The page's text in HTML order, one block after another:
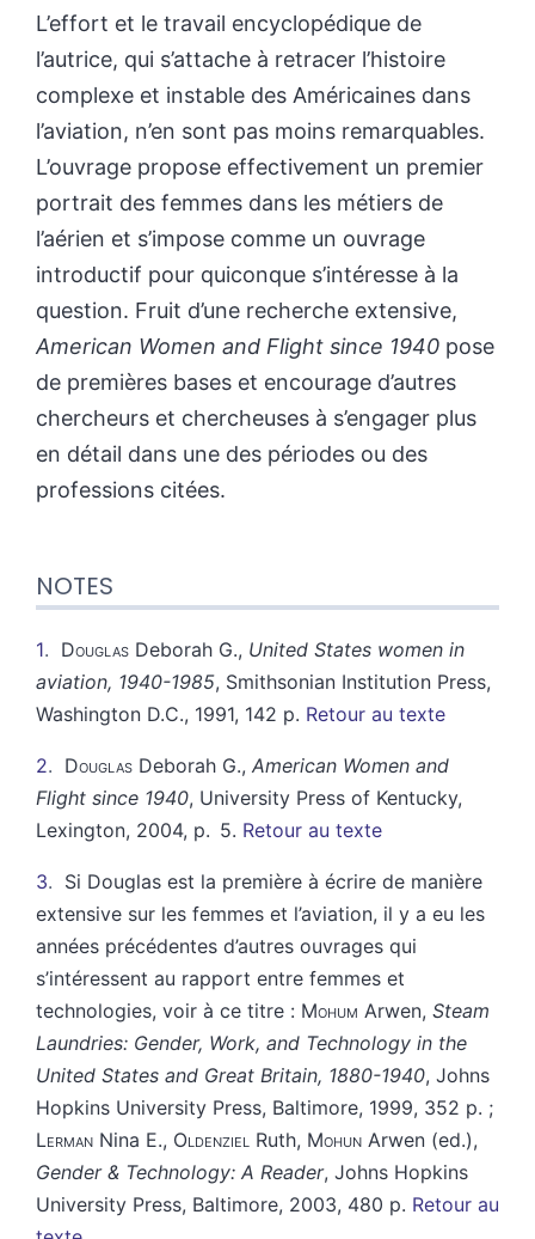
L’effort et le travail encyclopédique de
l’autrice, qui s’attache à retracer l’histoire
complexe et instable des Américaines dans
l’aviation, n’en sont pas moins remarquables.
L’ouvrage propose effectivement un premier
portrait des femmes dans les métiers de
l’aérien et s’impose comme un ouvrage
introductif pour quiconque s’intéresse à la
question. Fruit d’une recherche extensive,
American Women and Flight since 1940 pose
de premières bases et encourage d’autres
chercheurs et chercheuses à s’engager plus
en détail dans une des périodes ou des
professions citées.
NOTES
1 Douglas Deborah G., United States women in
aviation, 1940-1985, Smithsonian Institution Press,
Washington D.C., 1991, 142 p. Retour au texte
2 Douglas Deborah G., American Women and
Flight since 1940, University Press of Kentucky,
Lexington, 2004, p. 5. Retour au texte
3
Si Douglas est la première à écrire de manière
extensive sur les femmes et l’aviation, il y a eu les
années précédentes d’autres ouvrages qui
s’intéressent au rapport entre femmes et
technologies, voir à ce titre : Mohum Arwen, Steam
Laundries: Gender, Work, and Technology in the
United States and Great Britain, 1880-1940, Johns
Hopkins University Press, Baltimore, 1999, 352 p. ;
Lerman Nina E., Oldenziel Ruth, Mohun Arwen (ed.),
Gender & Technology: A Reader, Johns Hopkins
University Press, Baltimore, 2003, 480 p. Retour au